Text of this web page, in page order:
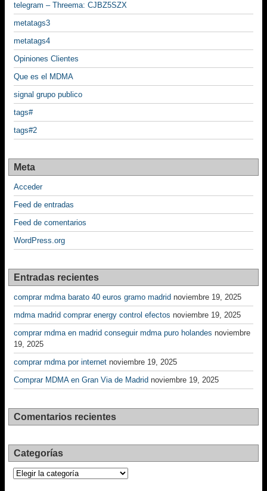
telegram – Threema: CJBZ5SZX
metatags3
metatags4
Opiniones Clientes
Que es el MDMA
signal grupo publico
tags#
tags#2
Meta
Acceder
Feed de entradas
Feed de comentarios
WordPress.org
Entradas recientes
comprar mdma barato 40 euros gramo madrid noviembre 19, 2025
mdma madrid comprar energy control efectos noviembre 19, 2025
comprar mdma en madrid conseguir mdma puro holandes noviembre
19, 2025
comprar mdma por internet noviembre 19, 2025
Comprar MDMA en Gran Via de Madrid noviembre 19, 2025
Comentarios recientes
Categorías
Categorías